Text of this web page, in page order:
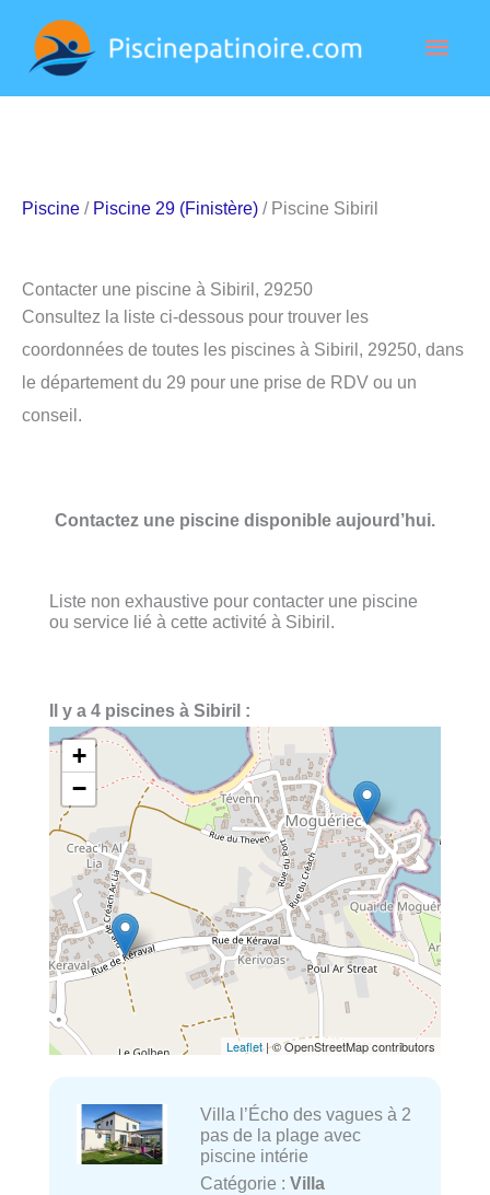
contenu
Piscine / Piscine 29 (Finistère) / Piscine Sibiril
Contacter une piscine à Sibiril, 29250
Consultez la liste ci-dessous pour trouver les
coordonnées de toutes les piscines à Sibiril, 29250, dans
le département du 29 pour une prise de RDV ou un
conseil.
Contactez une piscine disponible aujourd’hui.
Liste non exhaustive pour contacter une piscine
ou service lié à cette activité à Sibiril.
Il y a 4 piscines à Sibiril :
+
−
Leaflet| © OpenStreetMap contributors
Villa l’Écho des vagues à 2
pas de la plage avec
piscine intérie
Catégorie : Villa